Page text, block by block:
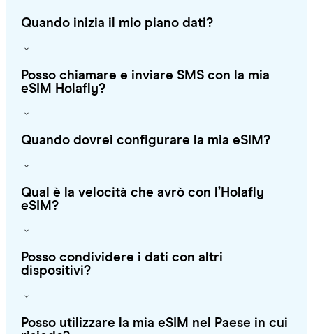
Quando inizia il mio piano dati?
Posso chiamare e inviare SMS con la mia
eSIM Holafly?
Quando dovrei configurare la mia eSIM?
Qual è la velocità che avrò con l’Holafly
eSIM?
Posso condividere i dati con altri
dispositivi?
Posso utilizzare la mia eSIM nel Paese in cui